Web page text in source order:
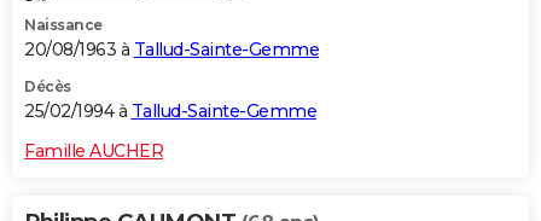
Naissance
20/08/1963 à Tallud-Sainte-Gemme
Décès
25/02/1994 à Tallud-Sainte-Gemme
Famille AUCHER